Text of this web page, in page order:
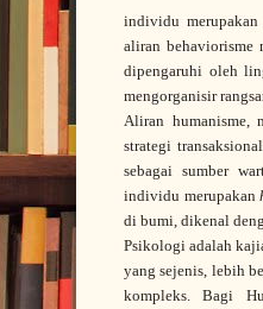
individu merupakan
aliran behaviorisme
dipengaruhi oleh
mengorganisir
Aliran humanisme,
strategi
sebagai sumber
individu merupakan
di bumi, dikenal
Psikologi adalah
yang sejenis, lebih
kompleks. Bagi